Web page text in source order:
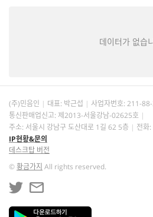
데이터가 없습
(주)민음인 대표: 박근섭 사업자번호: 211-
통신판매업신고: 제2013-서울강남-02625호
주소: 서울시 강남구 도산대로 1길 62 5층
전화
IP현황&문의
데스크탑 버전
©황금가지 All rights reserved.